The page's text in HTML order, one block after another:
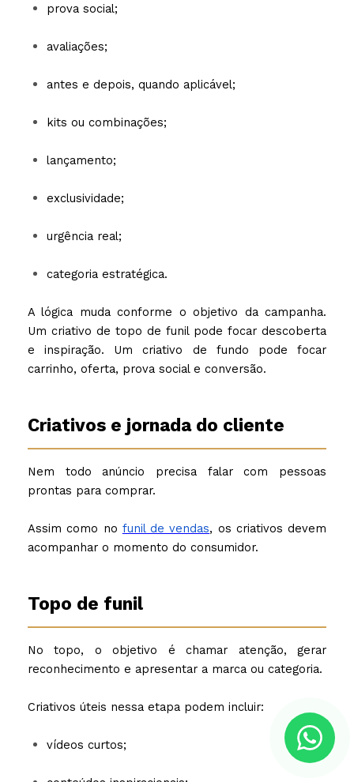
prova social;
avaliações;
antes e depois, quando aplicável;
kits ou combinações;
lançamento;
exclusividade;
urgência real;
categoria estratégica.
A lógica muda conforme o objetivo da campanha.
Um criativo de topo de funil pode focar descoberta
e inspiração. Um criativo de fundo pode focar
carrinho, oferta, prova social e conversão.
Criativos e jornada do cliente
Nem todo anúncio precisa falar com pessoas
prontas para comprar.
Assim como no funil de vendas, os criativos devem
acompanhar o momento do consumidor.
Topo de funil
No topo, o objetivo é chamar atenção, gerar
reconhecimento e apresentar a marca ou categoria.
Criativos úteis nessa etapa podem incluir:
vídeos curtos;